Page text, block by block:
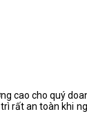
cao cho quý
rất an toàn khi